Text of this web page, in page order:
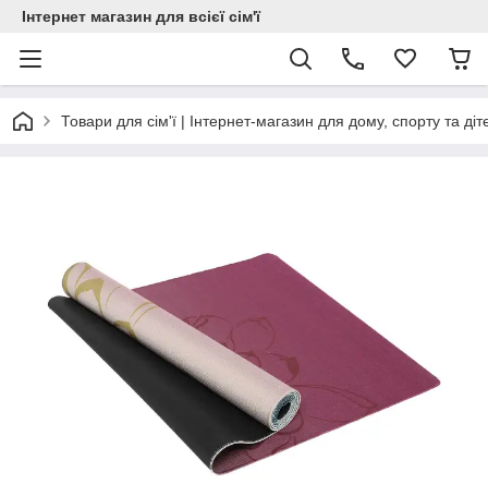
Інтернет магазин для всієї сім'ї
Товари для сім'ї | Інтернет-магазин для дому, спорту та